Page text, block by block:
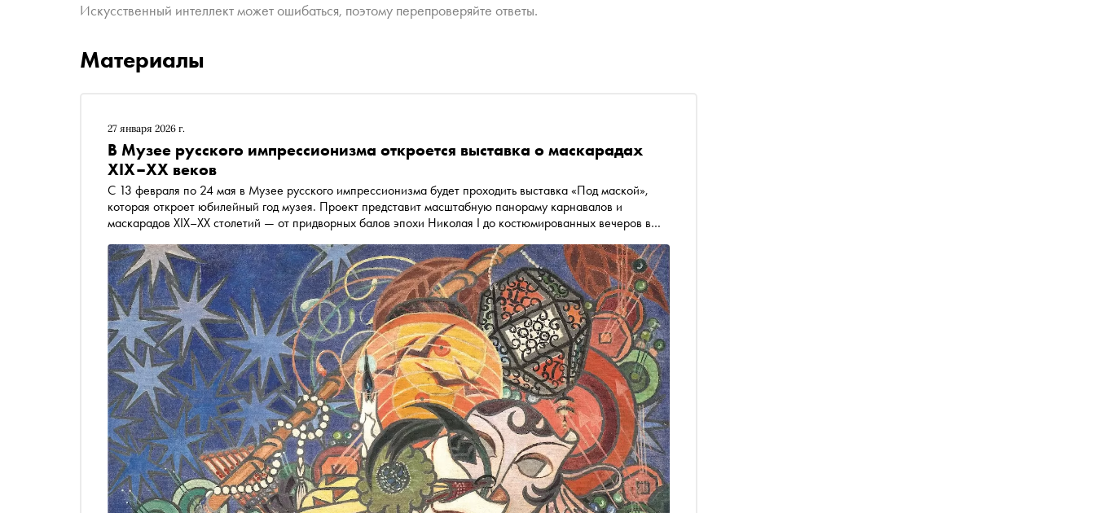
Искусственный интеллект может ошибаться, поэтому перепроверяйте ответы.
Материалы
27 января 2026 г.
В Музее русского импрессионизма откроется выставка о маскарадах
XIX–XX веков
С 13 февраля по 24 мая в Музее русского импрессионизма будет проходить выставка «Под маской»,
которая откроет юбилейный год музея. Проект представит масштабную панораму карнавалов и
маскарадов XIX–XX столетий — от придворных балов эпохи Николая I до костюмированных вечеров в